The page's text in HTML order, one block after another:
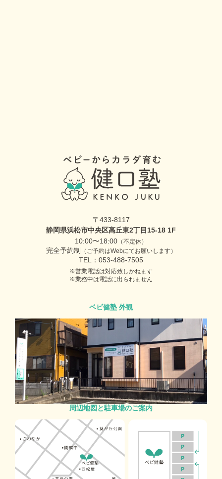
〒433-8117
静岡県浜松市中央区高丘東2丁目15-18 1F
10:00〜18:00 （不定休）
完全予約制 （ご予約はWebにてお願いします）
TEL：053-488-7505
営業電話は対応致しかねます
業務中は電話に出られません
ベビ健塾 外観
周辺地図と駐車場のご案内